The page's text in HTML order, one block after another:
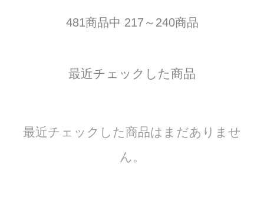
481商品中 217～240商品
最近チェックした商品
最近チェックした商品はまだありませ
ん。